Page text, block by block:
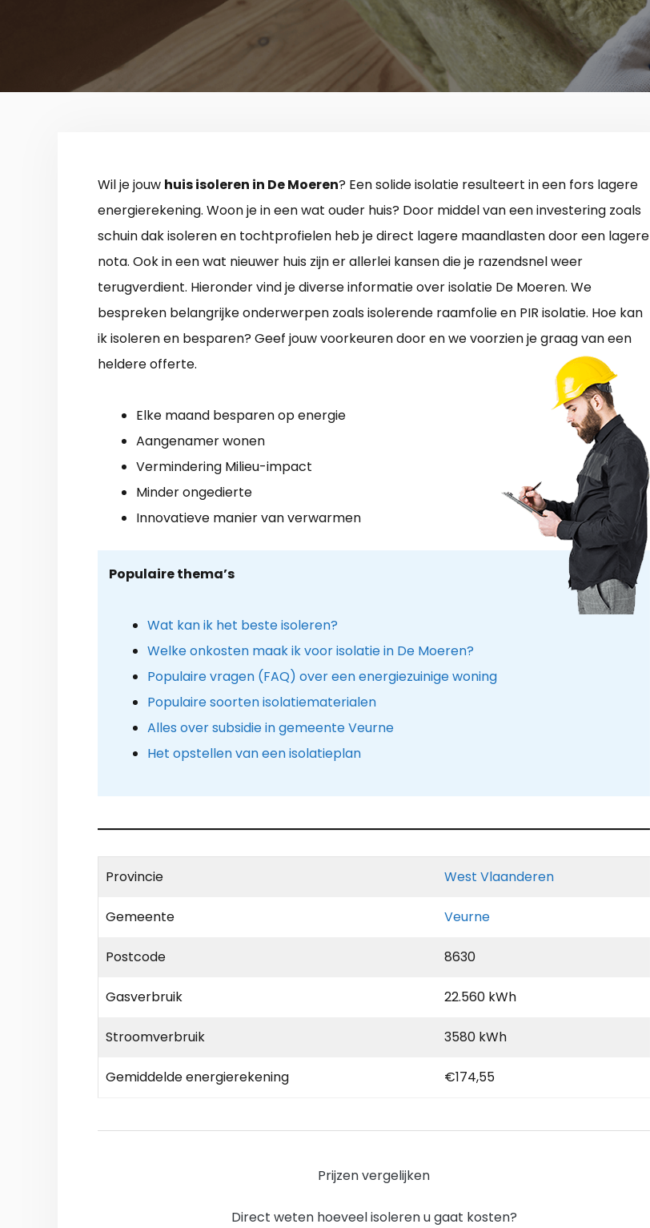
Wil je jouw huis isoleren in De Moeren? Een solide isolatie resulteert in een fors lagere
energierekening. Woon je in een wat ouder huis? Door middel van een investering zoals
schuin dak isoleren en tochtprofielen heb je direct lagere maandlasten door een lagere
nota. Ook in een wat nieuwer huis zijn er allerlei kansen die je razendsnel weer
terugverdient. Hieronder vind je diverse informatie over isolatie De Moeren. We
bespreken belangrijke onderwerpen zoals isolerende raamfolie en PIR isolatie. Hoe kan
ik isoleren en besparen? Geef jouw voorkeuren door en we voorzien je graag van een
heldere offerte.
Elke maand besparen op energie
Aangenamer wonen
Vermindering Milieu-impact
Minder ongedierte
Innovatieve manier van verwarmen
Populaire thema’s
Wat kan ik het beste isoleren?
Welke onkosten maak ik voor isolatie in De Moeren?
Populaire vragen (FAQ) over een energiezuinige woning
Populaire soorten isolatiematerialen
Alles over subsidie in gemeente Veurne
Het opstellen van een isolatieplan
Provincie West Vlaanderen
Gemeente Veurne
Postcode 8630
Gasverbruik 22.560 kWh
Stroomverbruik 3580 kWh
Gemiddelde energierekening €174,55
Prijzen vergelijken
Direct weten hoeveel isoleren u gaat kosten?